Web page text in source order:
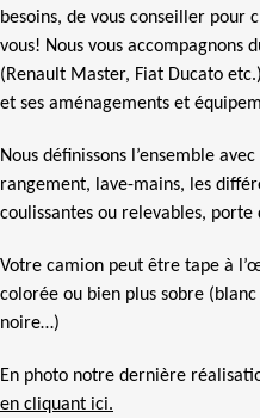
besoins, de vous conseiller
vous! Nous vous accompagnons
(Renault Master, Fiat Ducato
et ses aménagements et
Nous définissons l’ensemble
rangement, lave-mains, les
coulissantes ou relevables, porte
Votre camion peut être tape à
colorée ou bien plus sobre
noire…)
En photo notre dernière
en cliquant ici.